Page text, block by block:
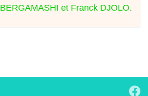
BERGAMASHI et Franck DJOLO.